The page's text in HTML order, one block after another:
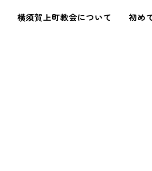
横須賀上町教会について 初め